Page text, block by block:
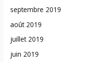
septembre 2019
août 2019
juillet 2019
juin 2019